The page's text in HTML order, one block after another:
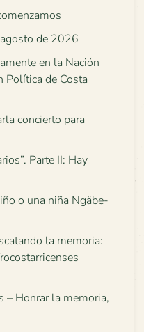
de 2026
en la Nación
Política de Costa
concierto para
Parte II: Hay
o una niña Ngäbe-
la memoria:
– Honrar la memoria,